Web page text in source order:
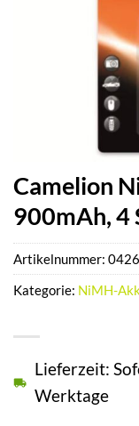
Camelion
900mAh, 4
Lieferzeit:
Werktage
Artikelnummer:
Kategorie: NiMH-